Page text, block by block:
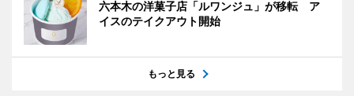
六本木の洋菓子店「ルワンジュ」が移転 ア
イスのテイクアウト開始
もっと見る